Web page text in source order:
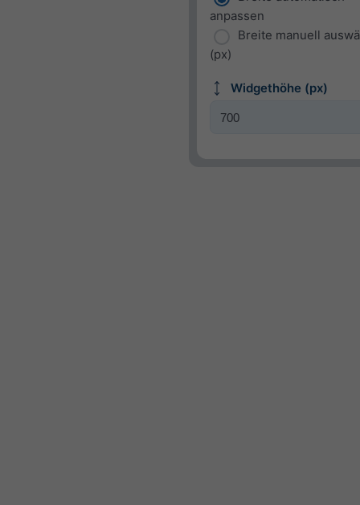
anpassen
Breite manuell
(px)
Widgethöhe (px)